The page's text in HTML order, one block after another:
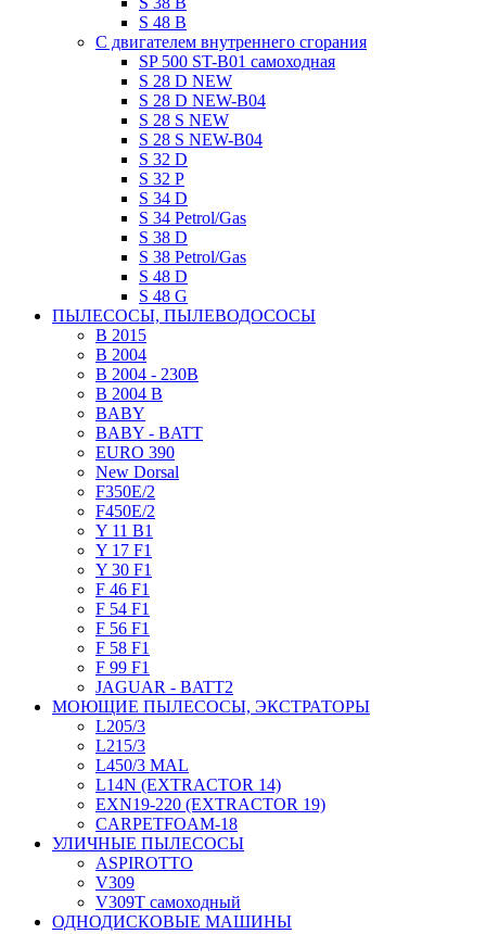
S 48 B
C двигателем внутреннего сгорания
SP 500 ST-B01 самоходная
S 28 D NEW
S 28 D NEW-B04
S 28 S NEW
S 28 S NEW-B04
S 32 D
S 32 P
S 34 D
S 34 Petrol/Gas
S 38 D
S 38 Petrol/Gas
S 48 D
S 48 G
ПЫЛЕСОСЫ, ПЫЛЕВОДОСОСЫ
B 2015
B 2004
B 2004 - 230В
B 2004 B
BABY
BABY - BATT
EURO 390
New Dorsal
F350E/2
F450E/2
Y 11 B1
Y 17 F1
Y 30 F1
F 46 F1
F 54 F1
F 56 F1
F 58 F1
F 99 F1
JAGUAR - BATT2
МОЮЩИЕ ПЫЛЕСОСЫ, ЭКСТРАТОРЫ
L205/3
L215/3
L450/3 MAL
L14N (EXTRACTOR 14)
EXN19-220 (EXTRACTOR 19)
CARPETFOAM-18
УЛИЧНЫЕ ПЫЛЕСОСЫ
ASPIROTTO
V309
V309T самоходный
ОДНОДИСКОВЫЕ МАШИНЫ